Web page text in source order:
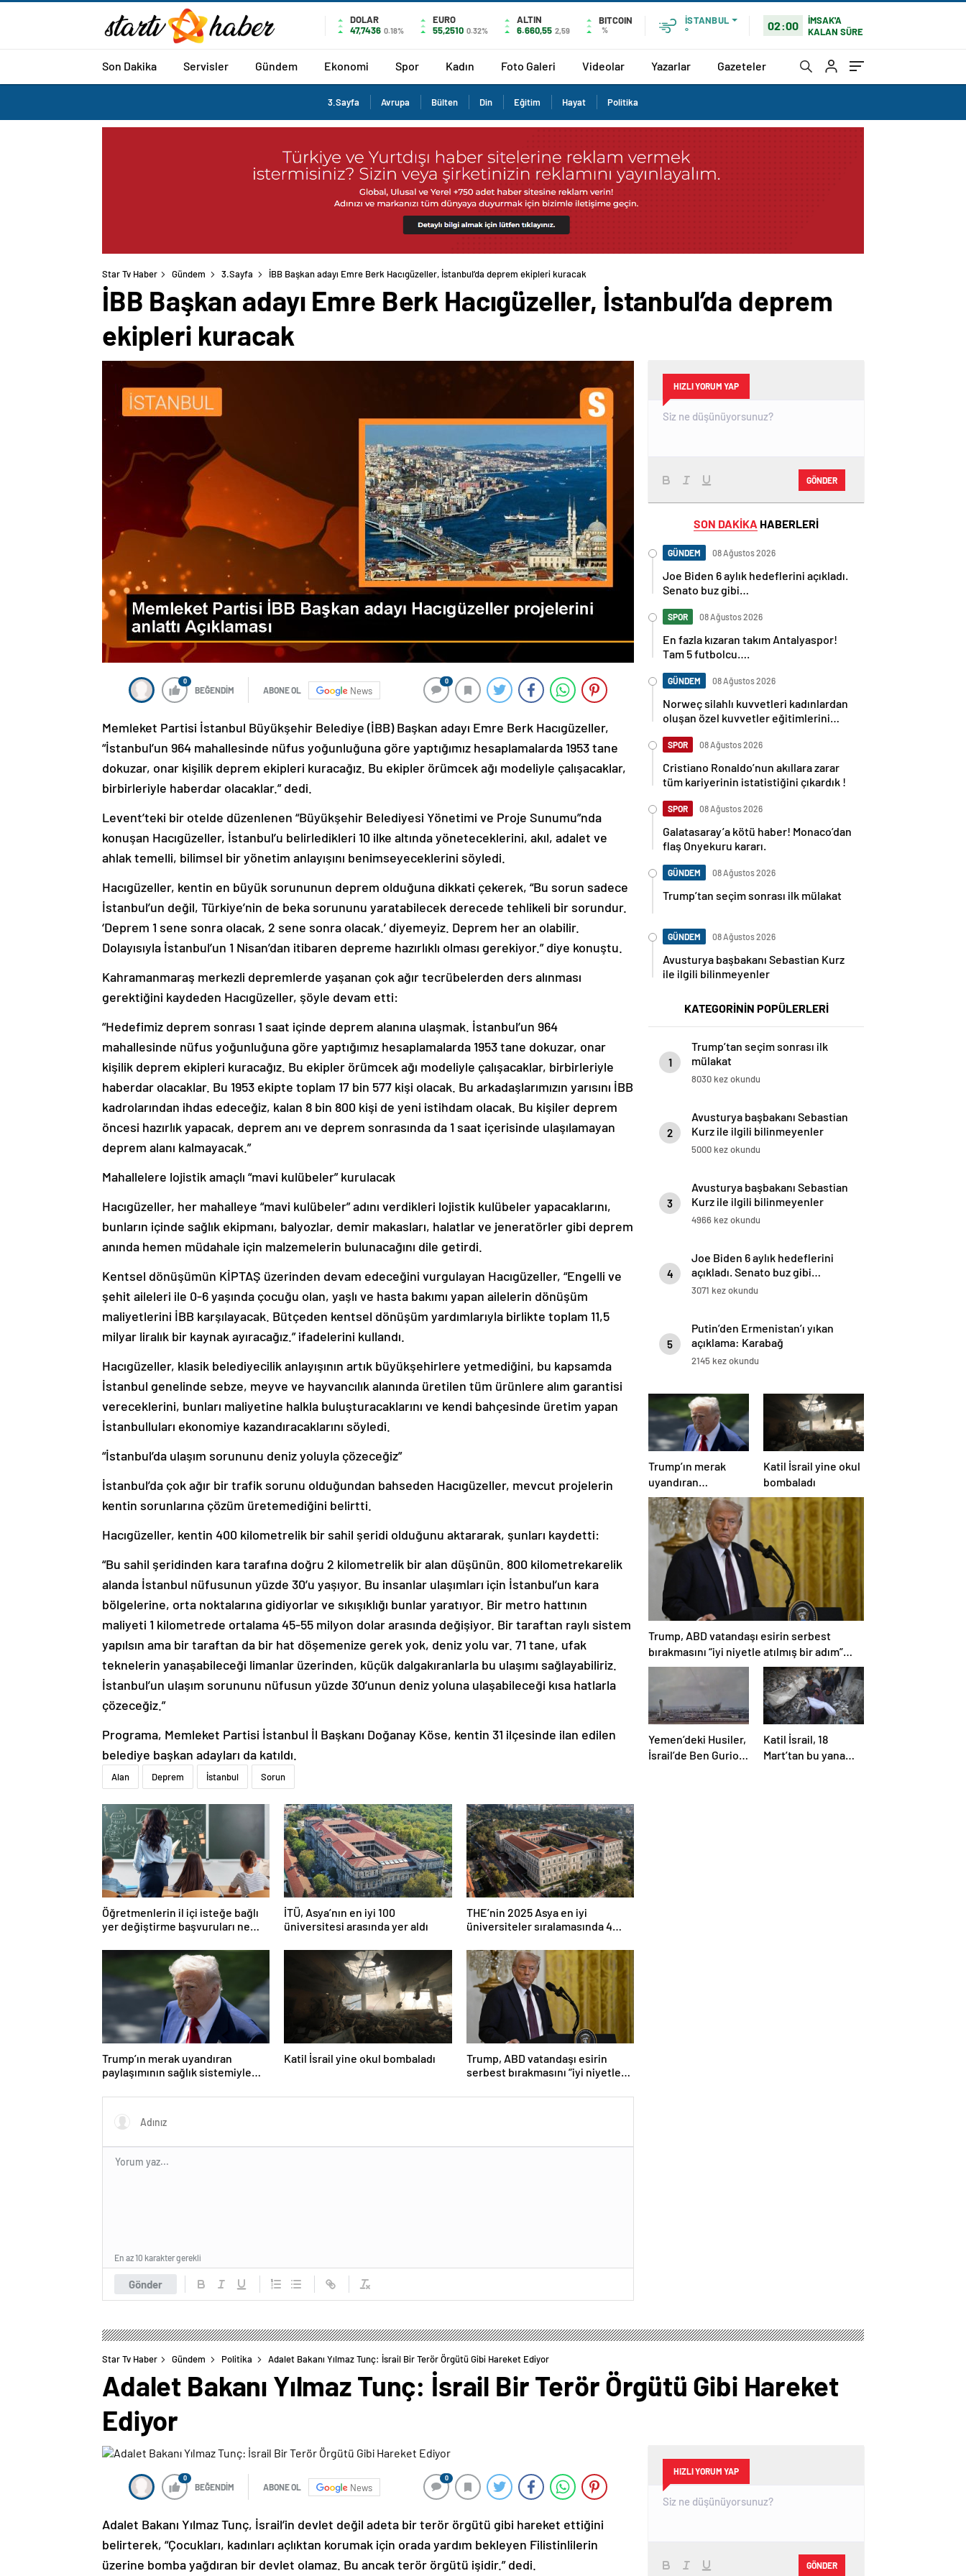
DOLAR
47,7436 0.18%
EURO
55,2510 0.32%
ALTIN
6.660,55 2,59
BITCOIN
%
İSTANBUL
°
02:00
İMSAK'A
KALAN SÜRE
Son Dakika Servisler Gündem Ekonomi Spor Kadın Foto Galeri Videolar Yazarlar Gazeteler
3.Sayfa Avrupa Bülten Din Eğitim Hayat Politika
Star Tv Haber Gündem 3.Sayfa İBB Başkan adayı Emre Berk Hacıgüzeller, İstanbul’da deprem ekipleri kuracak
İBB Başkan adayı Emre Berk Hacıgüzeller, İstanbul’da deprem
ekipleri kuracak
0
BEĞENDİM ABONE OL News
0
Memleket Partisi İstanbul Büyükşehir Belediye (İBB) Başkan adayı Emre Berk Hacıgüzeller,
“İstanbul’un 964 mahallesinde nüfus yoğunluğuna göre yaptığımız hesaplamalarda 1953 tane
dokuzar, onar kişilik deprem ekipleri kuracağız. Bu ekipler örümcek ağı modeliyle çalışacaklar,
birbirleriyle haberdar olacaklar.” dedi.
Levent’teki bir otelde düzenlenen “Büyükşehir Belediyesi Yönetimi ve Proje Sunumu”nda
konuşan Hacıgüzeller, İstanbul’u belirledikleri 10 ilke altında yöneteceklerini, akıl, adalet ve
ahlak temelli, bilimsel bir yönetim anlayışını benimseyeceklerini söyledi.
Hacıgüzeller, kentin en büyük sorununun deprem olduğuna dikkati çekerek, “Bu sorun sadece
İstanbul’un değil, Türkiye’nin de beka sorununu yaratabilecek derecede tehlikeli bir sorundur.
‘Deprem 1 sene sonra olacak, 2 sene sonra olacak.’ diyemeyiz. Deprem her an olabilir.
Dolayısıyla İstanbul’un 1 Nisan’dan itibaren depreme hazırlıklı olması gerekiyor.” diye konuştu.
Kahramanmaraş merkezli depremlerde yaşanan çok ağır tecrübelerden ders alınması
gerektiğini kaydeden Hacıgüzeller, şöyle devam etti:
“Hedefimiz deprem sonrası 1 saat içinde deprem alanına ulaşmak. İstanbul’un 964
mahallesinde nüfus yoğunluğuna göre yaptığımız hesaplamalarda 1953 tane dokuzar, onar
kişilik deprem ekipleri kuracağız. Bu ekipler örümcek ağı modeliyle çalışacaklar, birbirleriyle
haberdar olacaklar. Bu 1953 ekipte toplam 17 bin 577 kişi olacak. Bu arkadaşlarımızın yarısını İBB
kadrolarından ihdas edeceğiz, kalan 8 bin 800 kişi de yeni istihdam olacak. Bu kişiler deprem
öncesi hazırlık yapacak, deprem anı ve deprem sonrasında da 1 saat içerisinde ulaşılamayan
deprem alanı kalmayacak.”
Mahallelere lojistik amaçlı “mavi kulübeler” kurulacak
Hacıgüzeller, her mahalleye “mavi kulübeler” adını verdikleri lojistik kulübeler yapacaklarını,
bunların içinde sağlık ekipmanı, balyozlar, demir makasları, halatlar ve jeneratörler gibi deprem
anında hemen müdahale için malzemelerin bulunacağını dile getirdi.
Kentsel dönüşümün KİPTAŞ üzerinden devam edeceğini vurgulayan Hacıgüzeller, “Engelli ve
şehit aileleri ile 0-6 yaşında çocuğu olan, yaşlı ve hasta bakımı yapan ailelerin dönüşüm
maliyetlerini İBB karşılayacak. Bütçeden kentsel dönüşüm yardımlarıyla birlikte toplam 11,5
milyar liralık bir kaynak ayıracağız.” ifadelerini kullandı.
Hacıgüzeller, klasik belediyecilik anlayışının artık büyükşehirlere yetmediğini, bu kapsamda
İstanbul genelinde sebze, meyve ve hayvancılık alanında üretilen tüm ürünlere alım garantisi
vereceklerini, bunları maliyetine halkla buluşturacaklarını ve kendi bahçesinde üretim yapan
İstanbulluları ekonomiye kazandıracaklarını söyledi.
“İstanbul’da ulaşım sorununu deniz yoluyla çözeceğiz”
İstanbul’da çok ağır bir trafik sorunu olduğundan bahseden Hacıgüzeller, mevcut projelerin
kentin sorunlarına çözüm üretemediğini belirtti.
Hacıgüzeller, kentin 400 kilometrelik bir sahil şeridi olduğunu aktararak, şunları kaydetti:
“Bu sahil şeridinden kara tarafına doğru 2 kilometrelik bir alan düşünün. 800 kilometrekarelik
alanda İstanbul nüfusunun yüzde 30’u yaşıyor. Bu insanlar ulaşımları için İstanbul’un kara
bölgelerine, orta noktalarına gidiyorlar ve sıkışıklığı bunlar yaratıyor. Bir metro hattının
maliyeti 1 kilometrede ortalama 45-55 milyon dolar arasında değişiyor. Bir taraftan raylı sistem
yapılsın ama bir taraftan da bir hat döşemenize gerek yok, deniz yolu var. 71 tane, ufak
teknelerin yanaşabileceği limanlar üzerinden, küçük dalgakıranlarla bu ulaşımı sağlayabiliriz.
İstanbul’un ulaşım sorununu nüfusun yüzde 30’unun deniz yoluna ulaşabileceği kısa hatlarla
çözeceğiz.”
Programa, Memleket Partisi İstanbul İl Başkanı Doğanay Köse, kentin 31 ilçesinde ilan edilen
belediye başkan adayları da katıldı.
Alan Deprem İstanbul Sorun
Öğretmenlerin il içi isteğe bağlı
yer değiştirme başvuruları ne
İTÜ, Asya’nın en iyi 100
üniversitesi arasında yer aldı
THE’nin 2025 Asya en iyi
üniversiteler sıralamasında 4
Trump’ın merak uyandıran
paylaşımının sağlık sistemiyle
Katil İsrail yine okul bombaladı
Trump, ABD vatandaşı esirin
serbest bırakmasını “iyi niyetle
değerlendirdi
Gönder
En az 10 karakter gerekli
HIZLI YORUM YAP
GÖNDER
SON DAKİKA HABERLERİ
GÜNDEM 08 Ağustos 2026
Joe Biden 6 aylık hedeflerini açıkladı.
Senato buz gibi…
SPOR 08 Ağustos 2026
En fazla kızaran takım Antalyaspor!
Tam 5 futbolcu….
GÜNDEM 08 Ağustos 2026
Norweç silahlı kuvvetleri kadınlardan
oluşan özel kuvvetler eğitimlerini
SPOR 08 Ağustos 2026
Cristiano Ronaldo’nun akıllara zarar
tüm kariyerinin istatistiğini çıkardık !
SPOR 08 Ağustos 2026
Galatasaray’a kötü haber! Monaco’dan
flaş Onyekuru kararı.
GÜNDEM 08 Ağustos 2026
Trump’tan seçim sonrası ilk mülakat
GÜNDEM 08 Ağustos 2026
Avusturya başbakanı Sebastian Kurz
ile ilgili bilinmeyenler
KATEGORİNİN POPÜLERLERİ
1
Trump’tan seçim sonrası ilk
mülakat
8030 kez okundu
2
Avusturya başbakanı Sebastian
Kurz ile ilgili bilinmeyenler
5000 kez okundu
3
Avusturya başbakanı Sebastian
Kurz ile ilgili bilinmeyenler
4966 kez okundu
4
Joe Biden 6 aylık hedeflerini
açıkladı. Senato buz gibi…
3071 kez okundu
5
Putin’den Ermenistan’ı yıkan
açıklama: Karabağ
Azerbaycan’ın ayrılmaz bir
2145 kez okundu
Trump’ın merak
uyandıran
paylaşımının sağlık
sistemiyle ilgili
kararname olduğu
anlaşıldı
Katil İsrail yine okul
bombaladı
Trump, ABD vatandaşı esirin serbest
bırakmasını “iyi niyetle atılmış bir adım”
olarak değerlendirdi
Yemen’deki Husiler,
İsrail’de Ben Gurion
Katil İsrail, 18
Mart’tan bu yana
Star Tv Haber Gündem Politika Adalet Bakanı Yılmaz Tunç: İsrail Bir Terör Örgütü Gibi Hareket Ediyor
Adalet Bakanı Yılmaz Tunç: İsrail Bir Terör Örgütü Gibi Hareket
Ediyor
0
BEĞENDİM ABONE OL News
0
Adalet Bakanı Yılmaz Tunç, İsrail’in devlet değil adeta bir terör örgütü gibi hareket ettiğini
belirterek, “Çocukları, kadınları açlıktan korumak için orada yardım bekleyen Filistinlilerin
üzerine bomba yağdıran bir devlet olamaz. Bu ancak terör örgütü işidir.” dedi.
HIZLI YORUM YAP
GÖNDER